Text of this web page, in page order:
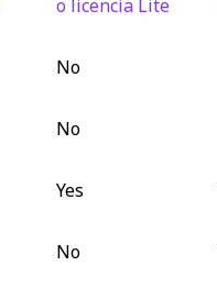
o licencia Lite
No
No
Yes
No